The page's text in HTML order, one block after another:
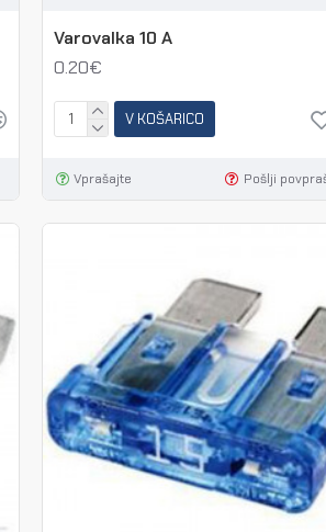
Varovalka 10 A
0.20€
V KOŠARICO
Vprašajte Pošlji